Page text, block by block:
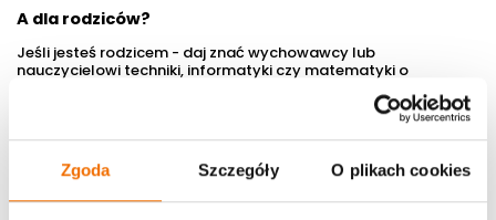
Zgoda Szczegóły O plikach cookies
A dla rodziców?
Jeśli jesteś rodzicem - daj znać wychowawcy lub
nauczycielowi techniki, informatyki czy matematyki o
zobaczyć nowoczesne technologie z bliska,
zainspirować się do tworzenia czegoś
samodzielnie,
zrozumieć, jak szkolna wiedza przekłada się na